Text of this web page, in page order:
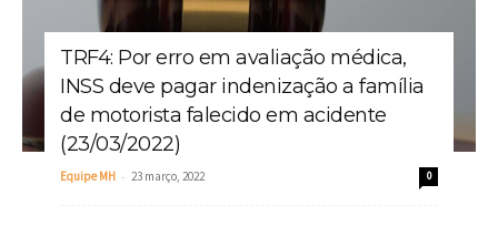
TRF4: Por erro em avaliação médica,
INSS deve pagar indenização a família
de motorista falecido em acidente
(23/03/2022)
Equipe MH - 23 março, 2022 0